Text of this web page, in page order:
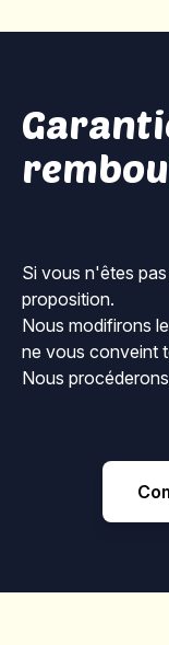
Si vous n'êtes
proposition.
Nous modifirons
ne vous conveint
Nous